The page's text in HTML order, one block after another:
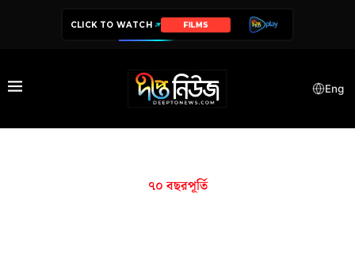
CLICK TO WATCH FILMS
Eng
৭০ বছরপূর্তি